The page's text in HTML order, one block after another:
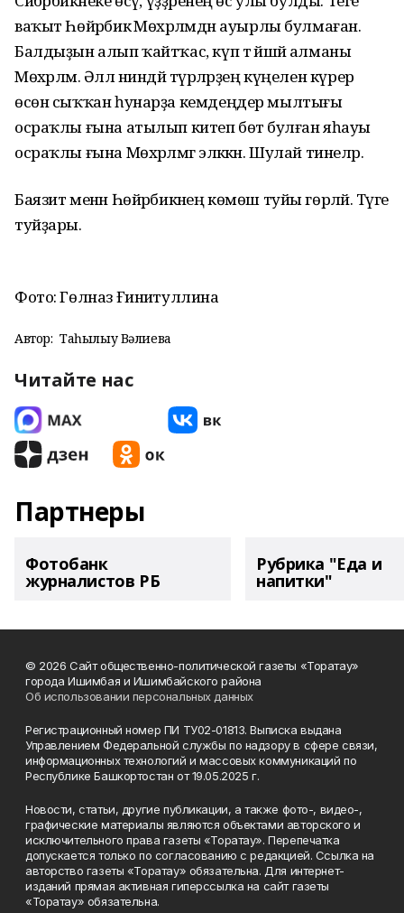
ваҡыт Һөйәрбикә Мөхәрләмдән ауырлы булмаған.
Балдыҙын алып ҡайтҡас, күп тә йәшәй алманы
Мөхәрләм. Әллә ниндәй түрәләрҙең күңелен күрер
өсөн сыҡҡан һунарҙа кемдеңдер мылтығы
осраҡлы ғына атылып китеп бөтә булған яһауы
осраҡлы ғына Мөхәрләмгә эләккән. Шулай тинеләр.
Баязит менән Һөйәрбикәнең көмөш туйы гөрләй. Тәүге
туйҙары.
Фото: Гөлназ Ғиниәтуллина
Автор: Таңһылыу Вәлиева
Читайте нас
Партнеры
Фотобанк
журналистов РБ
Рубрика "Еда и
напитки"
© 2026 Сайт общественно-политической газеты «Торатау»
города Ишимбая и Ишимбайского района
Об использовании персональных данных
Регистрационный номер ПИ ТУ02-01813. Выписка выдана
Управлением Федеральной службы по надзору в сфере связи,
информационных технологий и массовых коммуникаций по
Республике Башкортостан от 19.05.2025 г.
Новости, статьи, другие публикации, а также фото-, видео-,
графические материалы являются объектами авторского и
исключительного права газеты «Торатау». Перепечатка
допускается только по согласованию с редакцией. Ссылка на
авторство газеты «Торатау» обязательна. Для интернет-
изданий прямая активная гиперссылка на сайт газеты
«Торатау» обязательна.